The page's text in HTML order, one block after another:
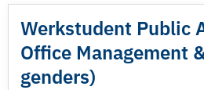
Werkstudent Public
Office Management
genders)